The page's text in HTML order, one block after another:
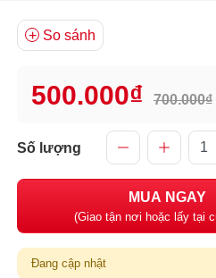
So sánh
500.000₫ 700.000₫
Số lượng
MUA NGAY
(Giao tận nơi hoặc lấy tại
Đang cập nhật